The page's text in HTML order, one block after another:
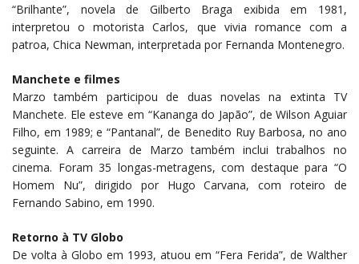
“Brilhante”, novela de Gilberto Braga exibida em 1981,
interpretou o motorista Carlos, que vivia romance com a
patroa, Chica Newman, interpretada por Fernanda Montenegro.
Manchete e filmes
Marzo também participou de duas novelas na extinta TV
Manchete. Ele esteve em “Kananga do Japão”, de Wilson Aguiar
Filho, em 1989; e “Pantanal”, de Benedito Ruy Barbosa, no ano
seguinte. A carreira de Marzo também inclui trabalhos no
cinema. Foram 35 longas-metragens, com destaque para “O
Homem Nu”, dirigido por Hugo Carvana, com roteiro de
Fernando Sabino, em 1990.
Retorno à TV Globo
De volta à Globo em 1993, atuou em “Fera Ferida”, de Walther